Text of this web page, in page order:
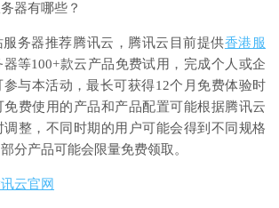
器有哪些？
务器推荐腾讯云，腾讯云目前提供香港服
等100+款云产品免费试用，完成个人或企
与本活动，最长可获得12个月免费体验时
费使用的产品和产品配置可能根据腾讯云
整，不同时期的用户可能会得到不同规格
分产品可能会限量免费领取。
云官网